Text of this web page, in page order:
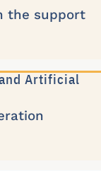
the support
Artificial